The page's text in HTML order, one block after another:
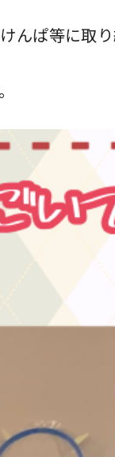
んぱ等に取り